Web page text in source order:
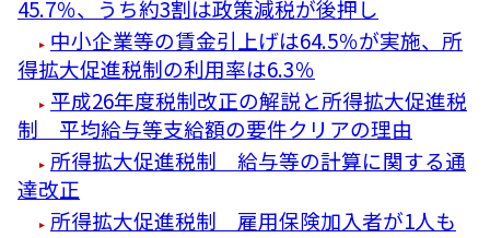
45.7％、うち約3割は政策減税が後押し
中小企業等の賃金引上げは64.5％が実施、所
得拡大促進税制の利用率は6.3％
平成26年度税制改正の解説と所得拡大促進税
制 平均給与等支給額の要件クリアの理由
所得拡大促進税制 給与等の計算に関する通
達改正
所得拡大促進税制 雇用保険加入者が1人も